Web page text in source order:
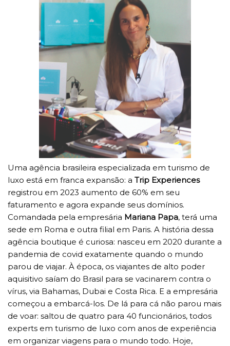
Uma agência brasileira especializada em turismo de
luxo está em franca expansão: a Trip Experiences
registrou em 2023 aumento de 60% em seu
faturamento e agora expande seus domínios.
Comandada pela empresária Mariana Papa, terá uma
sede em Roma e outra filial em Paris. A história dessa
agência boutique é curiosa: nasceu em 2020 durante a
pandemia de covid exatamente quando o mundo
parou de viajar. À época, os viajantes de alto poder
aquisitivo saíam do Brasil para se vacinarem contra o
vírus, via Bahamas, Dubai e Costa Rica. E a empresária
começou a embarcá-los. De lá para cá não parou mais
de voar: saltou de quatro para 40 funcionários, todos
experts em turismo de luxo com anos de experiência
em organizar viagens para o mundo todo. Hoje,